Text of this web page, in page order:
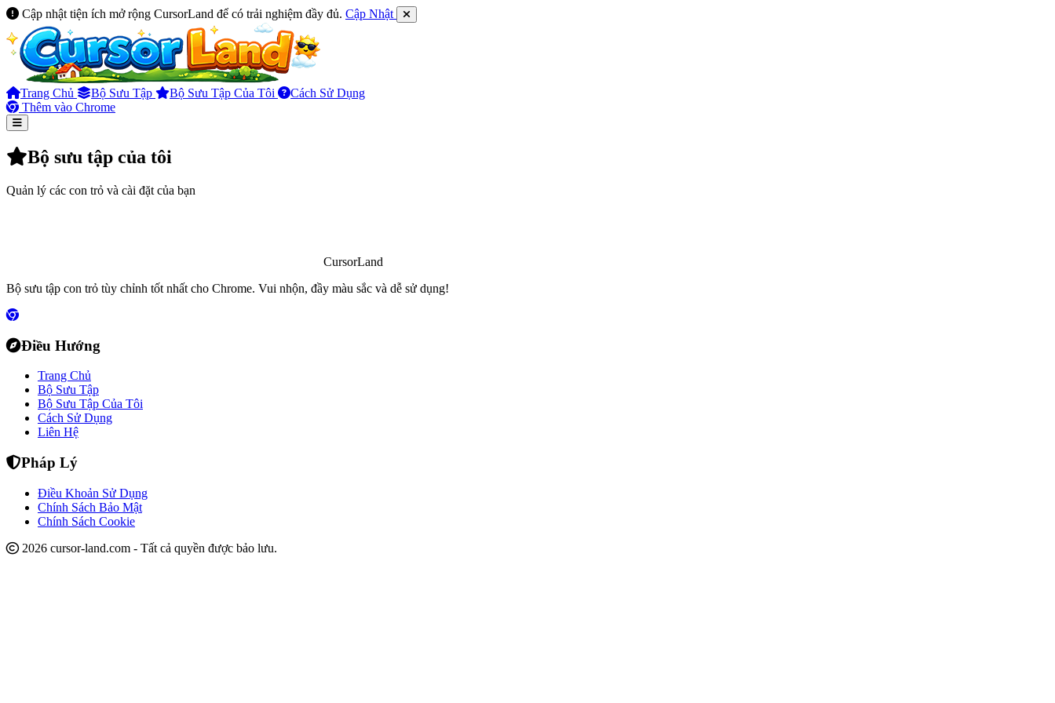
Cập nhật tiện ích mở rộng CursorLand để có trải nghiệm đầy đủ. Cập Nhật
Trang Chủ Bộ Sưu Tập Bộ Sưu Tập Của Tôi
Cách Sử Dụng
Thêm vào Chrome
Bộ sưu tập của tôi
Quản lý các con trỏ và cài đặt của bạn
CursorLand
Bộ sưu tập con trỏ tùy chỉnh tốt nhất cho Chrome. Vui nhộn, đầy màu sắc và dễ sử dụng!
Điều Hướng
Trang Chủ
Bộ Sưu Tập
Bộ Sưu Tập Của Tôi
Cách Sử Dụng
Liên Hệ
Pháp Lý
Điều Khoản Sử Dụng
Chính Sách Bảo Mật
Chính Sách Cookie
2026 cursor-land.com - Tất cả quyền được bảo lưu.